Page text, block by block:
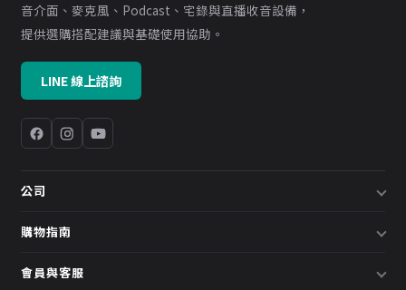
音介面、麥克風、Podcast、宅錄與直播收音設備，
提供選購搭配建議與基礎使用協助。
LINE 線上諮詢
公司
關於我們
預約諮詢
購物指南
配送說明
會員與客服